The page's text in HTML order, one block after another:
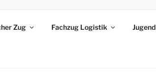
Zug Fachzug Logistik Jugend